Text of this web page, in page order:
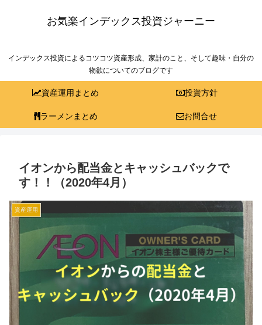
お気楽インデックス投資ジャーニー
インデックス投資によるコツコツ資産形成、家計のこと、そして趣味・自分の
物欲についてのブログです
資産運用まとめ 投資方針
ラーメンまとめ お問合せ
イオンから配当金とキャッシュバックで
す！！（2020年4月）
資産運用